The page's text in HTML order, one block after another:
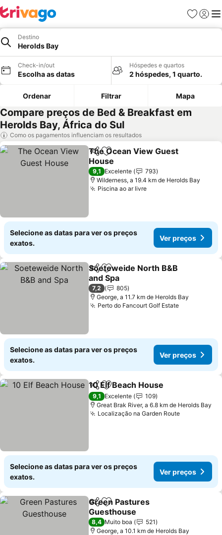
Favoritos
Iniciar
Destino
Herolds Bay
Check-in/out
Escolha as datas
Hóspedes e quartos
2 hóspedes, 1 quarto.
Ordenar Filtrar Mapa
Compare preços de Bed & Breakfast em
Herolds Bay, África do Sul
Como os pagamentos influenciam os resultados
PartilharAdicionar aos favoritos
The Ocean View Guest
House
9,1 Excelente
793
Wilderness, a 19.4 km de Herolds Bay
Piscina ao ar livre
Selecione as datas para ver os preços
exatos.
Ver preços
PartilharAdicionar aos favoritos
Soeteweide North B&B
and Spa
7,2
805
George, a 11.7 km de Herolds Bay
Perto do Fancourt Golf Estate
Selecione as datas para ver os preços
exatos.
Ver preços
PartilharAdicionar aos favoritos
10 Elf Beach House
9,1 Excelente
109
Great Brak River, a 6.8 km de Herolds Bay
Localização na Garden Route
Selecione as datas para ver os preços
exatos.
Ver preços
PartilharAdicionar aos favoritos
Green Pastures
Guesthouse
8,4 Muito boa
521
George, a 10.1 km de Herolds Bay